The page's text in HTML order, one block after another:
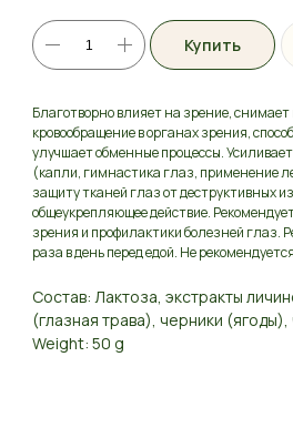
Купить
Благотворно влияет на зрение,
кровообращение в органах зрения,
улучшает обменные процессы.
(капли, гимнастика глаз, применение
защиту тканей глаз от деструктивных
общеукрепляющее действие.
зрения и профилактики болезней глаз.
раза в день перед едой. Не
Состав: Лактоза, экстракты
(глазная трава), черники
Weight: 50 g